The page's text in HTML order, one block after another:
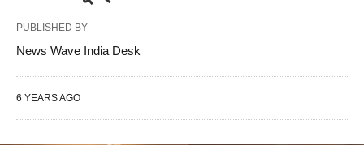
PUBLISHED BY
News Wave India Desk
6 YEARS AGO